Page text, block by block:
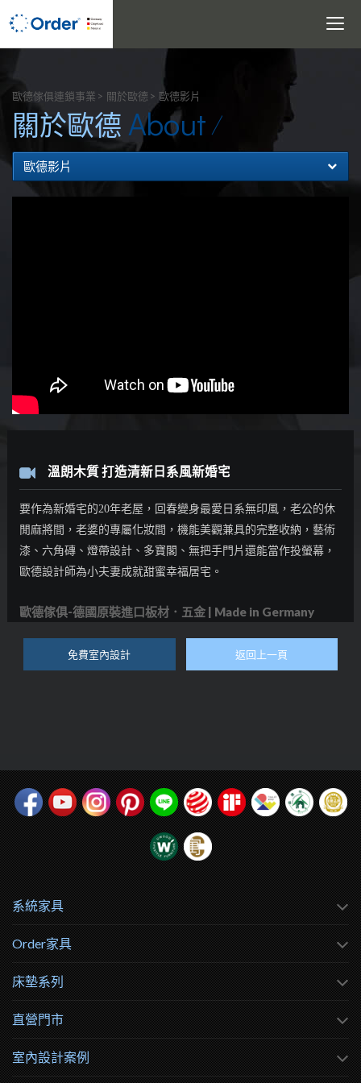
Toggle
歐德傢俱連鎖事業 關於歐德 歐德影片
關於歐德 About
歐德影片
溫朗木質 打造清新日系風新婚宅
要作為新婚宅的20年老屋，回春變身最愛日系無印風，老公的休
閒麻將間，老婆的專屬化妝間，機能美觀兼具的完整收納，藝術
漆、六角磚、燈帶設計、多寶閣、無把手門片還能當作投螢幕，
歐德設計師為小夫妻成就甜蜜幸福居宅。
歐德傢俱-德國原裝進口板材．五金 | Made in Germany
免費室內設計 返回上一頁
系統家具
Order家具
床墊系列
直營門市
室內設計案例